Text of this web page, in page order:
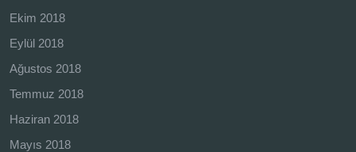
Ekim 2018
Eylül 2018
Ağustos 2018
Temmuz 2018
Haziran 2018
Mayıs 2018